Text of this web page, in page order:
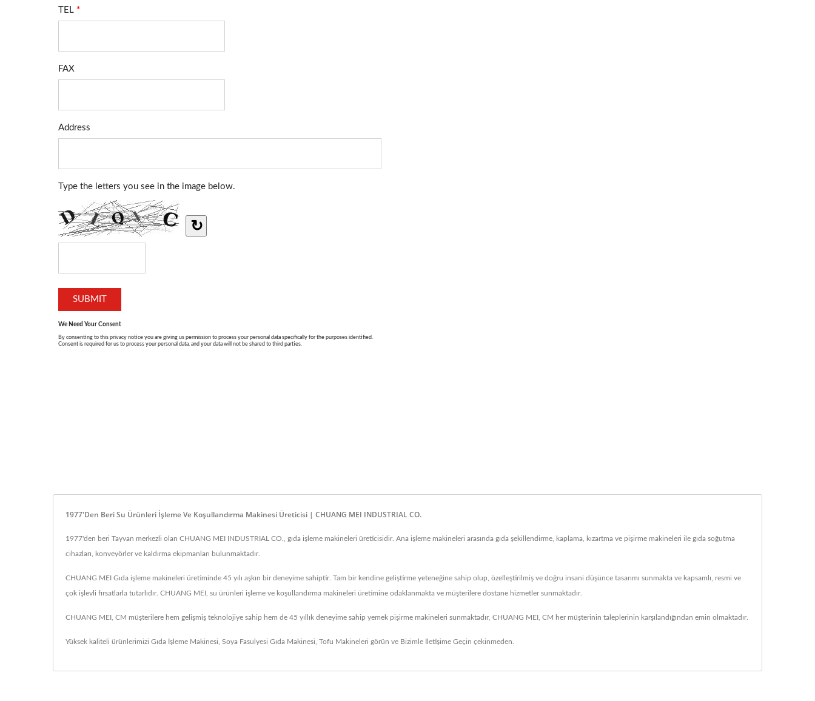
1977'den Beri Su Ürünleri İşleme Ve Koşullandırma Makinesi Üreticisi | CHUANG MEI INDUSTRIAL CO.
1977'den beri Tayvan merkezli olan CHUANG MEI INDUSTRIAL CO., gıda işleme makineleri üreticisidir. Ana işleme makineleri arasında gıda şekillendirme, kaplama, kızartma ve pişirme makineleri ile gıda soğutma
cihazları, konveyörler ve kaldırma ekipmanları bulunmaktadır.
CHUANG MEI Gıda işleme makineleri üretiminde 45 yılı aşkın bir deneyime sahiptir. Tam bir kendine geliştirme yeteneğine sahip olup, özelleştirilmiş ve doğru insani düşünce tasarımı sunmakta ve kapsamlı, resmi ve
çok işlevli fırsatlarla tutarlıdır. CHUANG MEI, su ürünleri işleme ve koşullandırma makineleri üretimine odaklanmakta ve müşterilere dostane hizmetler sunmaktadır.
CHUANG MEI, CM müşterilere hem gelişmiş teknolojiye sahip hem de 45 yıllık deneyime sahip yemek pişirme makineleri sunmaktadır, CHUANG MEI, CM her müşterinin taleplerinin karşılandığından emin olmaktadır.
Yüksek kaliteli ürünlerimizi Gıda İşleme Makinesi Soya Fasulyesi Gıda Makinesi Tofu Makineleri görün ve Bizimle İletişime Geçin çekinmeden.